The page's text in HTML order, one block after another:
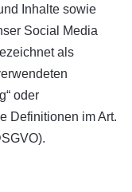
Inhalte sowie
Social Media
als
oder
Definitionen im Art.